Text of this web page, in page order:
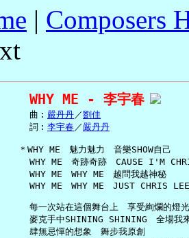
| Composers
WHY ME - 李宇春
     曲︰
嚴丹丹／劉佳
     詞︰
李宇春／ 嚴丹丹
   ＊WHY ME　魅力魅力　音樂SHOW自己
WHY ME　奇跡奇跡　CAUSE I'M
     WHY ME　WHY ME　越問我越神秘
     WHY ME　WHY ME　JUST CHRIS LEE
     每一次站在這個舞台上　享受絢爛的燈光
麥克手中SHINING SHINING　全場我
     肆無忌憚的想象　舞步我原創